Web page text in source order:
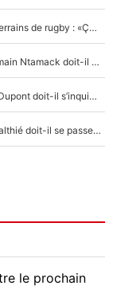
La raison d'être de Matthieu Jalibert en dehors des terrains de rugby : «Ça m'atteint autant que si tu touches à un membre de ma famille»
XV de France - Matthieu Jalibert a tout changé : Romain Ntamack doit-il s’inquiéter pour sa place à un an de la Coupe du monde ?
«Le XV de France est meilleur avec Lucu» : Antoine Dupont doit-il s’inquiéter pour sa place ?
Le XV de France a trouvé son remplaçant : Fabien Galthié doit-il se passer d'Antoine Dupont ?
le prochain